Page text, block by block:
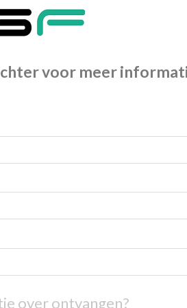
voor meer
over ontvangen?